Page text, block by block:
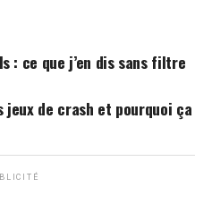
: ce que j’en dis sans filtre
jeux de crash et pourquoi ça